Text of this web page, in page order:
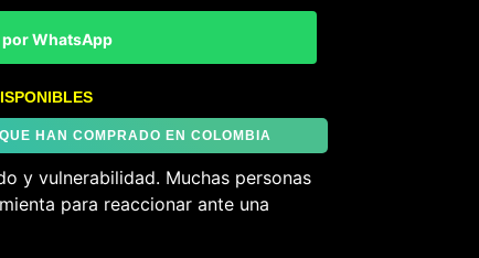
WhatsApp
HAN COMPRADO EN COLOMBIA
y vulnerabilidad. Muchas personas
para reaccionar ante una